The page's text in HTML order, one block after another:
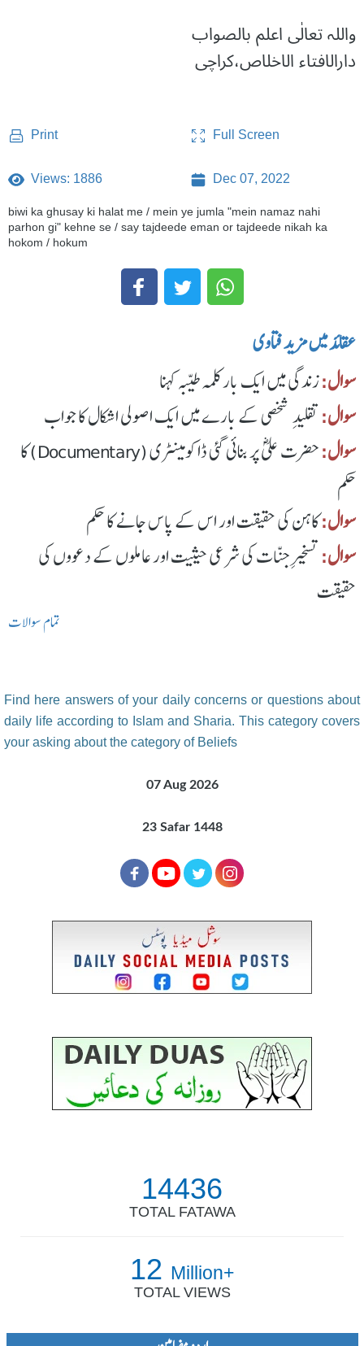
واللہ تعالٰی اعلم بالصواب
دارالافتاء الاخلاص،کراچی
Print Full Screen
Views: 1886 Dec 07, 2022
biwi ka ghusay ki halat me / mein ye jumla "mein namaz nahi
parhon gi" kehne se / say tajdeede eman or tajdeede nikah ka
hokom / hokum
عقائد میں مزید فتاوی
سوال:زندگی میں ایک بار کلمہ طیّبہ کہنا
سوال:تقلیدِ شخصی کے بارے میں ایک اصولی اشکال کا جواب
سوال:
حضرت علیؓ پر بنائی گئی ڈاکومینٹری (Documentary) کا
حکم
سوال:کاہن کی حقیقت اور اس کے پاس جانے کا حکم
سوال: تسخیرِ جنّات کی شرعی حیثیت اور عاملوں کے دعووں کی
حقیقت
تمام سوالات
Find here answers of your daily concerns or questions about
daily life according to Islam and Sharia. This category covers
your asking about the category of Beliefs
07 Aug 2026
23 Safar 1448
14436
TOTAL FATAWA
12 Million+
TOTAL VIEWS